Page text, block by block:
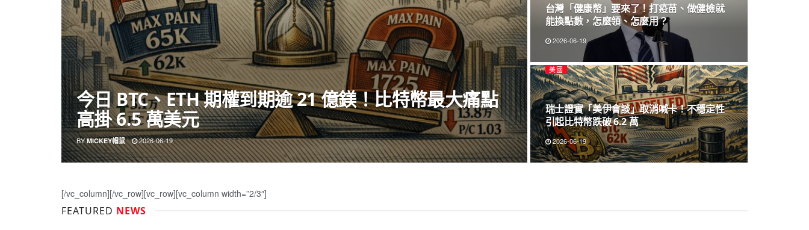
今日 BTC、ETH 期權到期逾 21 億鎂！比特幣最大痛點
高掛 6.5 萬美元
BY MICKEY帽鼠 2026-06-19
台灣「健康幣」要來了！打疫苗、做健檢就
能換點數，怎麼領、怎麼用？
2026-06-19
美國
瑞士證實「美伊會談」取消喊卡！不穩定性
引起比特幣跌破 6.2 萬
2026-06-19
[/vc_column][/vc_row][vc_row][vc_column width=”2/3″]
FEATURED NEWS